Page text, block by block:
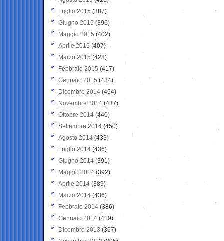
Luglio 2015 (387)
Giugno 2015 (396)
Maggio 2015 (402)
Aprile 2015 (407)
Marzo 2015 (428)
Febbraio 2015 (417)
Gennaio 2015 (434)
Dicembre 2014 (454)
Novembre 2014 (437)
Ottobre 2014 (440)
Settembre 2014 (450)
Agosto 2014 (433)
Luglio 2014 (436)
Giugno 2014 (391)
Maggio 2014 (392)
Aprile 2014 (389)
Marzo 2014 (436)
Febbraio 2014 (386)
Gennaio 2014 (419)
Dicembre 2013 (367)